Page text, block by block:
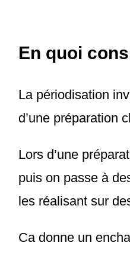
En quoi
La périodisation
d’une préparation
Lors d’une
puis on passe à
les réalisant sur
Ca donne un